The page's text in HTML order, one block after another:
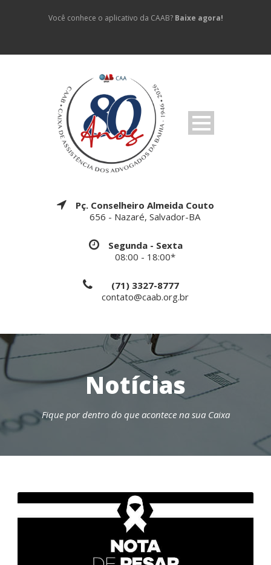
Você conhece o aplicativo da CAAB? Baixe agora!
Pç. Conselheiro Almeida Couto
656 - Nazaré, Salvador-BA
Segunda - Sexta
08:00 - 18:00*
(71) 3327-8777
contato@caab.org.br
Notícias
Fique por dentro do que acontece na sua Caixa